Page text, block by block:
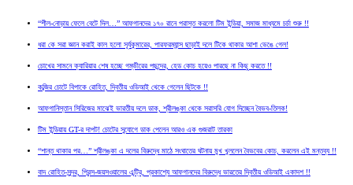
“শীল-নোড়ায় ফেলে বেটে দিল…” আফগানদের ১৭০ রানে পরাস্ত করলো টিম ইন্ডিয়া, সমাজ মাধ্যমে চর্চা শুরু !!
ধরা কে সরা জ্ঞান করাই কাল হলো সূর্যকুমারের, পারফরম্যান্স ছাড়াই দলে টিকে থাকার আশা ভেঙে গেল!
চোখের সামনে ক্যারিয়ার শেষ হচ্ছে গম্ভীরের পছন্দের, হেড কোচ হয়েও পারছে না কিছু করতে !!
কব্জির চোটে বিপাকে রোহিত, দ্বিতীয় ওডিআই থেকে গেলেন ছিটকে !!
আফগানিস্তান সিরিজের মাঝেই ভারতীয় দলে ডাক, শ্রীলঙ্কা থেকে সরাসরি যোগ দিচ্ছেন বৈভব-তিলক!
টিম ইন্ডিয়ায় GT-র দাপট! চোটের সুযোগে ডাক পেলেন আরও এক গুজরাট তারকা
“শান্ত থাকার পর…” শ্রীলঙ্কা এ দলের বিরুদ্ধে মাঠে সংঘাতের ঘটনায় মুখ খুললেন বৈভবের কোচ, করলেন এই মন্তব্য !!
বাদ রোহিত-সুন্দর, প্রিন্স-জয়সওয়ালের এন্ট্রি, প্রকাশ্যে আফগানদের বিরুদ্ধে ভারতের দ্বিতীয় ওডিআই একাদশ !!